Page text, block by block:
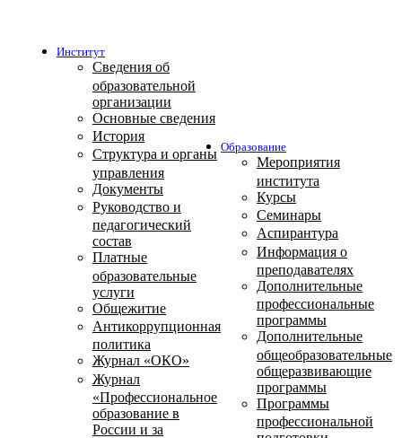
Институт
Сведения об
образовательной
организации
Основные сведения
История
Структура и органы
управления
Документы
Руководство и
педагогический
состав
Платные
образовательные
услуги
Общежитие
Антикоррупционная
политика
Журнал «ОКО»
Журнал
«Профессиональное
образование в
России и за
Образование
Мероприятия
института
Курсы
Семинары
Аспирантура
Информация о
преподавателях
Дополнительные
профессиональные
программы
Дополнительные
общеобразовательные
общеразвивающие
программы
Программы
профессиональной